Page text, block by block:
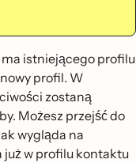
istniejącego profilu
profil. W
zostaną
Możesz przejść do
wygląda na
już w profilu kontaktu